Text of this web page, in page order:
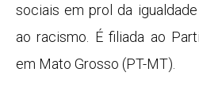
sociais em prol da
ao racismo. É filiada ao
em Mato Grosso (PT-MT).